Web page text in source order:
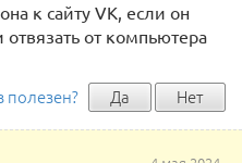
к сайту VK, если он
от компьютера
полезен? Да Нет